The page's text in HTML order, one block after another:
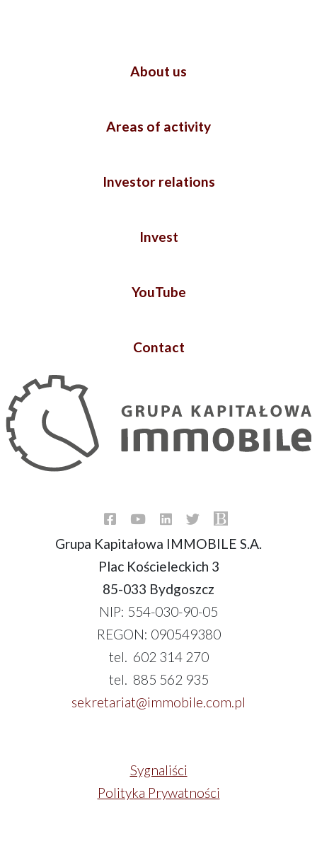
About us
Areas of activity
Investor relations
Invest
YouTube
Contact
Grupa Kapitałowa IMMOBILE S.A.
Plac Kościeleckich 3
85-033 Bydgoszcz
NIP: 554-030-90-05
REGON: 090549380
tel. 602 314 270
tel. 885 562 935
sekretariat@immobile.com.pl
Sygnaliści
Polityka Prywatności